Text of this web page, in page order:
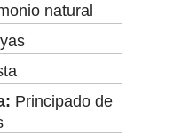
natural
Principado de